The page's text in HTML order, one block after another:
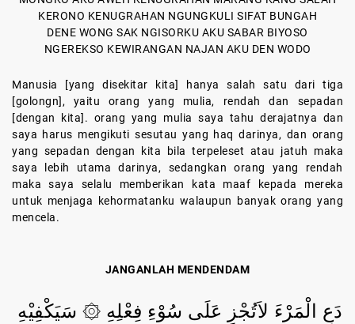
KERONO KENUGRAHAN NGUNGKULI SIFAT BUNGAH
DENE WONG SAK NGISORKU AKU SABAR BIYOSO
NGEREKSO KEWIRANGAN NAJAN AKU DEN WODO
Manusia [yang disekitar kita] hanya salah satu dari tiga
[golongn], yaitu orang yang mulia, rendah dan sepadan
[dengan kita]. orang yang mulia saya tahu derajatnya dan
saya harus mengikuti sesutau yang haq darinya, dan orang
yang sepadan dengan kita bila terpeleset atau jatuh maka
saya lebih utama darinya, sedangkan orang yang rendah
maka saya selalu memberikan kata maaf kepada mereka
untuk menjaga kehormatanku walaupun banyak orang yang
mencela.
JANGANLAH MENDENDAM